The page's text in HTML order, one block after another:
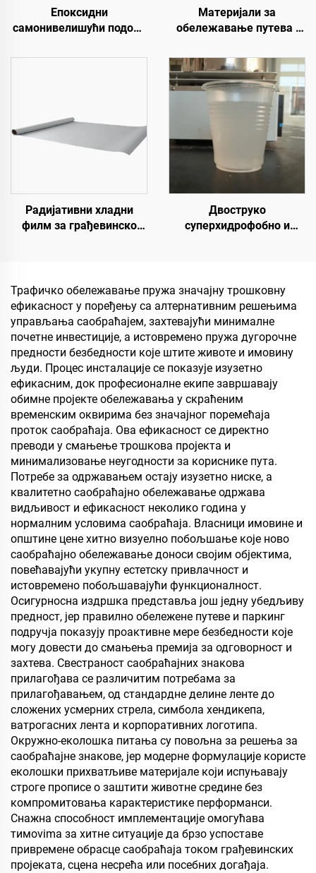
Епоксидни
самонивелишући подови
индустријске и луксузне
Материјали за
обележавање путева |
саобраћајних линија и
знакова за асфалтне и
бетонске коловозе
Радијативни хладни
филм за грађевинско
складиштење,
резервоар за уље,
складиште житарица,
транспорт и спољне
објекте, и апликације за
животне стилове
Двоструко
суперхидрофобно и
премазима или у другим
сценаријама који
захтевају хидрофобна и
олеофобна својства
Трафичко обележавање пружа значајну трошковну
ефикасност у поређењу са алтернативним решењима
управљања саобраћајем, захтевајући минималне
почетне инвестиције, а истовремено пружа дугорочне
предности безбедности које штите животе и имовину
људи. Процес инсталације се показује изузетно
ефикасним, док професионалне екипе завршавају
обимне пројекте обележавања у скраћеним
временским оквирима без значајног поремећаја
проток саобраћаја. Ова ефикасност се директно
преводи у смањење трошкова пројекта и
минимализовање неугодности за кориснике пута.
Потребе за одржавањем остају изузетно ниске, а
квалитетно саобраћајно обележавање одржава
видљивост и ефикасност неколико година у
нормалним условима саобраћаја. Власници имовине и
општине цене хитно визуелно побољшање које ново
саобраћајно обележавање доноси својим објектима,
повећавајући укупну естетску привлачност и
истовремено побољшавајући функционалност.
Осигурносна издршка представља још једну убедљиву
предност, јер правилно обележене путеве и паркинг
подручја показују проактивне мере безбедности које
могу довести до смањења премија за одговорност и
захтева. Свестраност саобраћајних знакова
прилагођава се различитим потребама за
прилагођавањем, од стандардне делине ленте до
сложених усмерних стрела, симбола хендикепа,
ватрогасних лента и корпоративних логотипа.
Окружно-еколошка питања су повољна за решења за
саобраћајне знакове, јер модерне формулације користе
еколошки прихватљиве материјале који испуњавају
строге прописе о заштити животне средине без
компромитовања карактеристике перформанси.
Снажна способност имплементације омогућава
тимovima за хитне ситуације да брзо успоставе
привремене обрасце саобраћаја током грађевинских
пројеката, сцена несрећа или посебних догађаја.